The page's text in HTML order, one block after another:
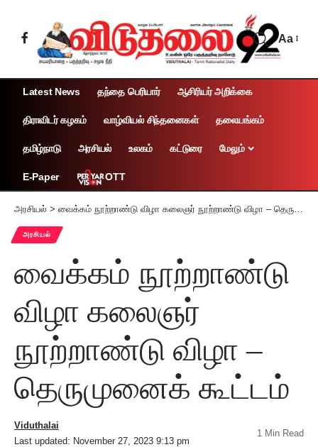
Aa
Latest News தந்தை பெரியார் ஆசிரியர் அறிக்கை
திராவிடர் கழகம் வாழ்வியல் சிந்தனைகள் தலையங்கம்
தமிழ்நாடு அரசியல் உலகம் கட்டுரை மேலும்
E-Paper OTT
அரசியல் > வைக்கம் நூற்றாண்டு விழா கலைஞர் நூற்றாண்டு விழா – தெருமுனைக் கூட்டம்
அரசியல்
வைக்கம் நூற்றாண்டு
விழா கலைஞர்
நூற்றாண்டு விழா –
தெருமுனைக் கூட்டம்
Last updated: November 27, 2023 9:13 pm
Viduthalai
1 Min Read